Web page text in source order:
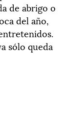
de abrigo o
del año,
sólo queda